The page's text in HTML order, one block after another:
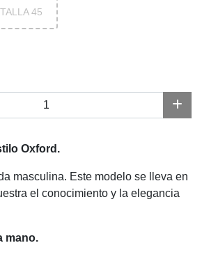
TALLA 45
Oxford.
masculina. Este modelo se lleva en
el conocimiento y la elegancia
mano.